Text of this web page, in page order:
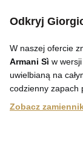
Odkryj
W naszej ofercie
Armani Sì w
uwielbianą na
codzienny zapach
Zobacz